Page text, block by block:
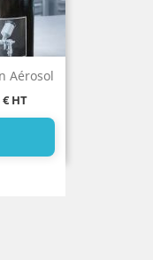
Aérosol
HT